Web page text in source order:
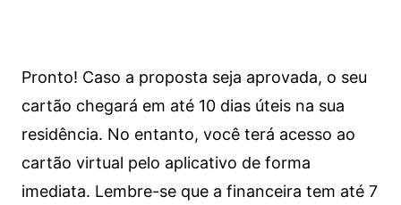
Pronto! Caso a proposta seja aprovada, o seu
cartão chegará em até 10 dias úteis na sua
residência. No entanto, você terá acesso ao
cartão virtual pelo aplicativo de forma
imediata. Lembre-se que a financeira tem até 7